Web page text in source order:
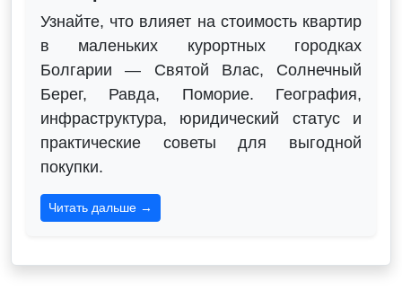
Узнайте, что влияет на стоимость квартир
в маленьких курортных городках
Болгарии — Святой Влас, Солнечный
Берег, Равда, Поморие. География,
инфраструктура, юридический статус и
практические советы для выгодной
покупки.
Читать дальше →